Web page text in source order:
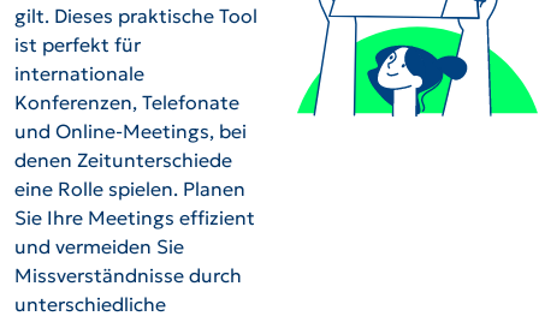
gilt. Dieses praktische Tool
ist perfekt für
internationale
Konferenzen, Telefonate
und Online-Meetings, bei
denen Zeitunterschiede
eine Rolle spielen. Planen
Sie Ihre Meetings effizient
und vermeiden Sie
Missverständnisse durch
unterschiedliche